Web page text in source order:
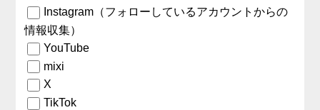
Instagram（フォローしているアカウントからの
情報収集）
YouTube
mixi
X
TikTok